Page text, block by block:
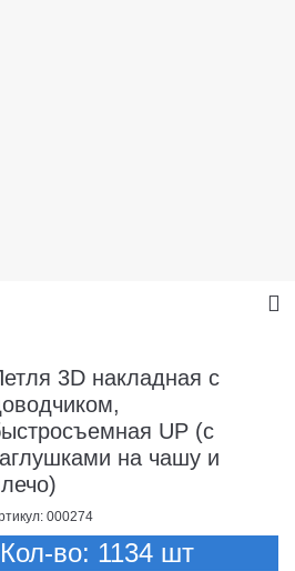
3D накладная с
UP (c
на чашу и
000274
Кол-во: 1134 шт